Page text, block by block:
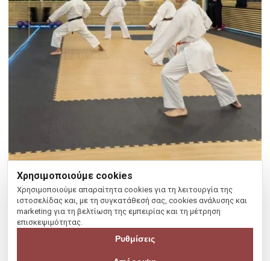
Χρησιμοποιούμε cookies
Χρησιμοποιούμε απαραίτητα cookies για τη λειτουργία της
ιστοσελίδας και, με τη συγκατάθεσή σας, cookies ανάλυσης και
marketing για τη βελτίωση της εμπειρίας και τη μέτρηση
επισκεψιμότητας.
Ρυθμίσεις